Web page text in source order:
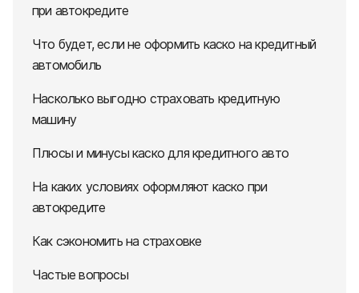
при автокредите
Что будет, если не оформить каско на кредитный
автомобиль
Насколько выгодно страховать кредитную
машину
Плюсы и минусы каско для кредитного авто
На каких условиях оформляют каско при
автокредите
Как сэкономить на страховке
Частые вопросы